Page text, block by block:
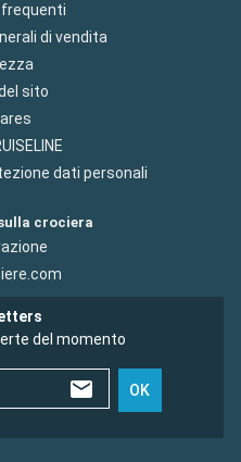
frequenti
di vendita
sito
dati personali
crociera
del momento
OK